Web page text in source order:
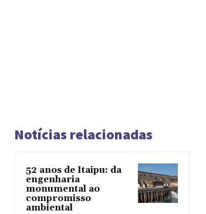
Notícias relacionadas
52 anos de Itaipu: da
engenharia
monumental ao
compromisso
ambiental